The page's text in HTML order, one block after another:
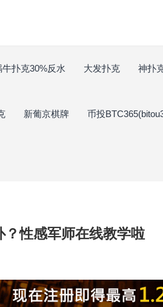
牛扑克30%反水 大发扑克 神扑
新葡京棋牌 币投
？性感军师在线教学啦